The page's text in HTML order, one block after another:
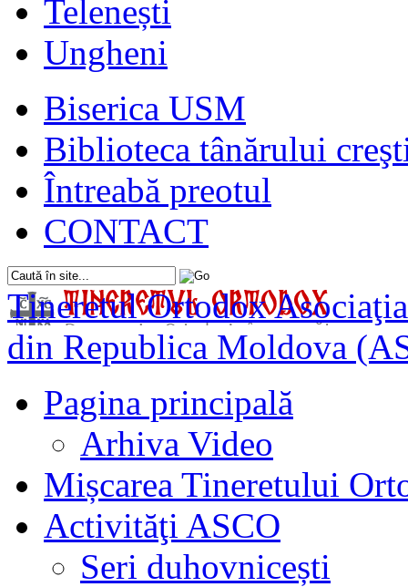
Telenești
Ungheni
Biserica USM
Biblioteca tânărului
Întreabă preotul
CONTACT
Tineretul Ortodox
din Republica Moldova
Pagina principală
Arhiva Video
Mișcarea Tineretului
Activităţi ASCO
Seri duhovnicești